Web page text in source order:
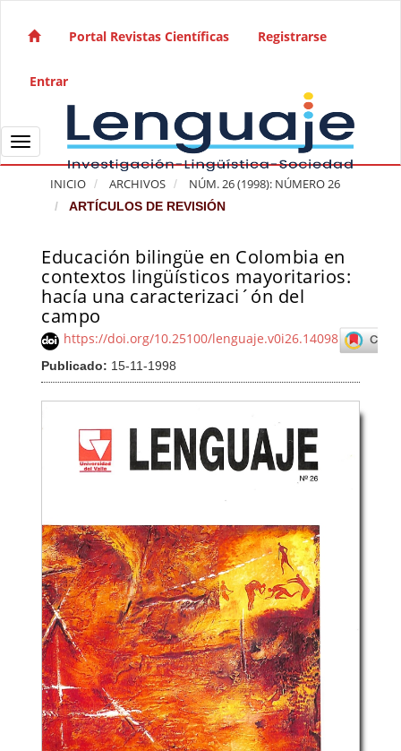
Navegación principal
Barra lateral
Portal Revistas Científicas Registrarse
Entrar
Toggle navigation
INICIO ARCHIVOS NÚM. 26 (1998): NÚMERO 26
ARTÍCULOS DE REVISIÓN
Educación bilingüe en Colombia en
contextos lingüísticos mayoritarios:
hacía una caracterizaci´ón del
campo
https://doi.org/10.25100/lenguaje.v0i26.14098
Publicado: 15-11-1998
Barra lateral del artículo